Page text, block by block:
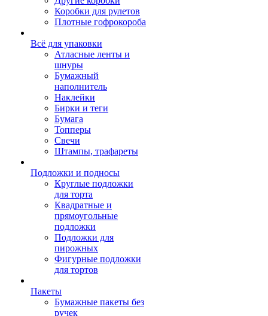
Коробки для рулетов
Плотные гофрокороба
Всё для упаковки
Атласные ленты и
шнуры
Бумажный
наполнитель
Наклейки
Бирки и теги
Бумага
Топперы
Свечи
Штампы, трафареты
Подложки и подносы
Круглые подложки
для торта
Квадратные и
прямоугольные
подложки
Подложки для
пирожных
Фигурные подложки
для тортов
Пакеты
Бумажные пакеты без
ручек